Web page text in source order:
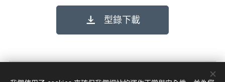
型錄下載